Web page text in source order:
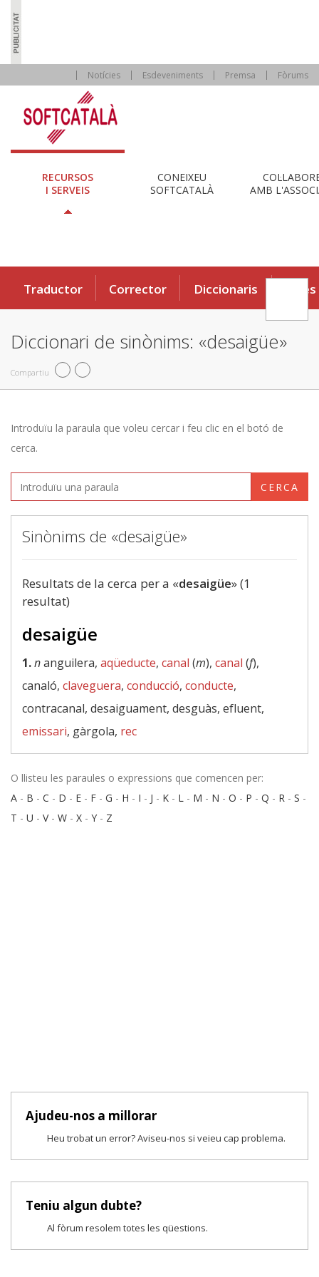
Notícies Esdeveniments Premsa Fòrums
RECURSOS
I SERVEIS
CONEIXEU
SOFTCATALÀ
AMB
Traductor Corrector Diccionaris Eines
Diccionari de sinònims: «desaigüe»
Compartiu
Introduïu la paraula que voleu cercar i feu clic en el botó de
cerca.
CERCA
Sinònims de «desaigüe»
Resultats de la cerca per a «desaigüe» (1
resultat)
desaigüe
1.nanguilera, aqüeducte, canal (m), canal (f),
canaló, claveguera, conducció, conducte,
contracanal, desaiguament, desguàs, efluent,
emissari, gàrgola, rec
O llisteu les paraules o expressions que comencen per:
A - B - C - D - E - F - G - H - I - J - K - L - M - N - O - P - Q - R - S -
T - U - V- W - X - Y - Z
Ajudeu-nos a millorar
Heu trobat un error? Aviseu-nos si veieu cap problema.
Teniu algun dubte?
Al fòrum resolem totes les qüestions.